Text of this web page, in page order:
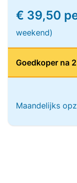
€ 39,50
weekend)
Goedkoper na
Maandelijks